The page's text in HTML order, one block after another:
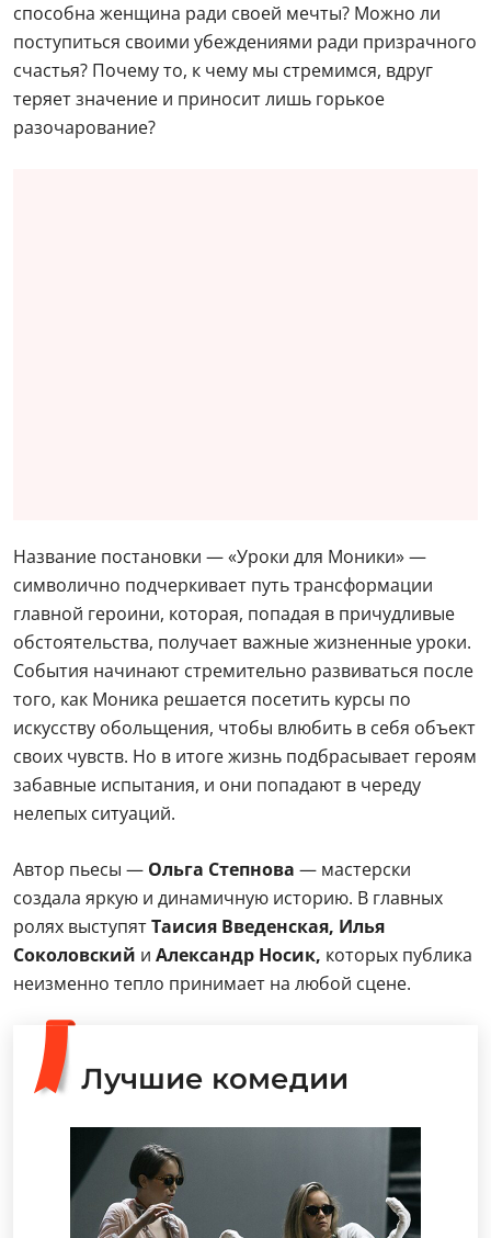
способна женщина ради своей мечты? Можно ли
поступиться своими убеждениями ради призрачного
счастья? Почему то, к чему мы стремимся, вдруг
теряет значение и приносит лишь горькое
разочарование?
Название постановки — «Уроки для Моники» —
символично подчеркивает путь трансформации
главной героини, которая, попадая в причудливые
обстоятельства, получает важные жизненные уроки.
События начинают стремительно развиваться после
того, как Моника решается посетить курсы по
искусству обольщения, чтобы влюбить в себя объект
своих чувств. Но в итоге жизнь подбрасывает героям
забавные испытания, и они попадают в череду
нелепых ситуаций.
Автор пьесы — Ольга Степнова — мастерски
создала яркую и динамичную историю. В главных
ролях выступятТаисия Введенская, Илья
Соколовский и Александр Носик, которых публика
неизменно тепло принимает на любой сцене.
Лучшие комедии